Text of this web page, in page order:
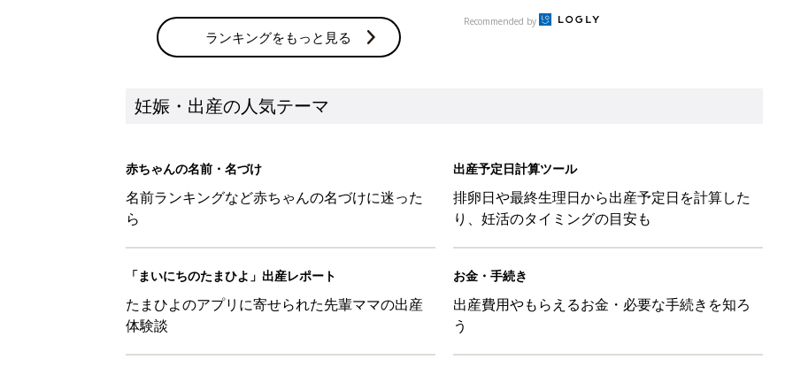
ランキングをもっと見る
Recommended by
妊娠・出産の人気テーマ
赤ちゃんの名前・名づけ
名前ランキングなど赤ちゃんの名づけに迷った
ら
出産予定日計算ツール
排卵日や最終生理日から出産予定日を計算した
り、妊活のタイミングの目安も
「まいにちのたまひよ」出産レポート
たまひよのアプリに寄せられた先輩ママの出産
体験談
お金・手続き
出産費用やもらえるお金・必要な手続きを知ろ
う